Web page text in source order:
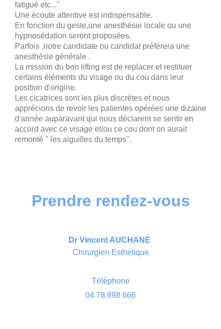
fatigué etc..."
Une écoute attentive est indispensable.
En fonction du geste,une anesthésie locale ou une
hypnosédation seront proposées.
Parfois ,notre candidate ou candidat préférera une
anesthésie générale .
La mission du bon lifting est de replacer et restituer
certains éléments du visage ou du cou dans leur
position d'origine.
Les cicatrices sont les plus discrètes et nous
apprécions de revoir les patientes opérées une dizaine
d'année auparavant qui nous déclarent se sentir en
accord avec ce visage et/ou ce cou dont on aurait
remonté " les aiguilles du temps".
Prendre rendez-vous
Dr Vincent AUCHANE
Chirurgien Esthétique
Téléphone
04 78 898 666